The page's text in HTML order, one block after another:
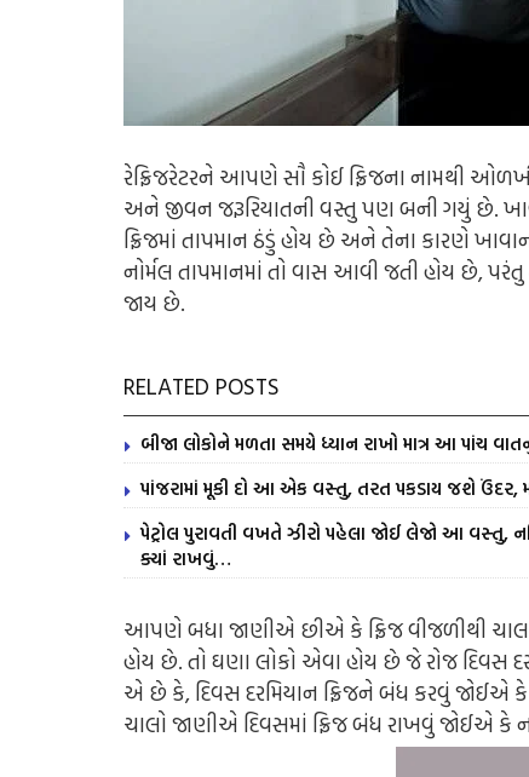
રેફ્રિજરેટરને આપણે સૌ કોઈ ફ્રિજના નામથી
અને જીવન જરૂરિયાતની વસ્તુ પણ બની ગયું છે.
ફ્રિજમાં તાપમાન ઠંડું હોય છે અને તેના કારણે
નોર્મલ તાપમાનમાં તો વાસ આવી જતી હોય છે,
જાય છે.
RELATED POSTS
બીજા લોકોને મળતા સમયે ધ્યાન રાખો માત્ર આ પાંચ
પાંજરામાં મૂકી દો આ એક વસ્તુ, તરત પકડાય જશે ઉંદર,
પેટ્રોલ પુરાવતી વખતે ઝીરો પહેલા જોઈ લેજો આ વસ્તુ,
ક્યાં રાખવું…
આપણે બધા જાણીએ છીએ કે ફ્રિજ વીજળીથી
હોય છે. તો ઘણા લોકો એવા હોય છે જે રોજ દિવસ
એ છે કે, દિવસ દરમિયાન ફ્રિજને બંધ કરવું જોઈએ કે
ચાલો જાણીએ દિવસમાં ફ્રિજ બંધ રાખવું જોઈએ કે